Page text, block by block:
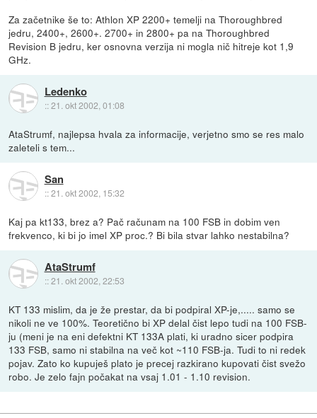
Za začetnike še to: Athlon XP 2200+ temelji na Thoroughbred
jedru, 2400+, 2600+. 2700+ in 2800+ pa na Thoroughbred
Revision B jedru, ker osnovna verzija ni mogla nič hitreje kot 1,9
GHz.
Ledenko
::21. okt 2002, 01:08
AtaStrumf, najlepsa hvala za informacije, verjetno smo se res malo
zaleteli s tem...
San
::21. okt 2002, 15:32
Kaj pa kt133, brez a? Pač računam na 100 FSB in dobim ven
frekvenco, ki bi jo imel XP proc.? Bi bila stvar lahko nestabilna?
AtaStrumf
::21. okt 2002, 22:53
KT 133 mislim, da je že prestar, da bi podpiral XP-je,..... samo se
nikoli ne ve 100%. Teoretično bi XP delal čist lepo tudi na 100 FSB-
ju (meni je na eni defektni KT 133A plati, ki uradno sicer podpira
133 FSB, samo ni stabilna na več kot ~110 FSB-ja. Tudi to ni redek
pojav. Zato ko kupuješ plato je precej razkirano kupovati čist svežo
robo. Je zelo fajn počakat na vsaj 1.01 - 1.10 revision.